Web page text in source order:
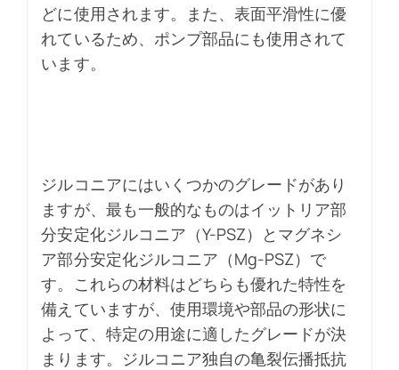
どに使用されます。また、表面平滑性に優
れているため、ポンプ部品にも使用されて
います。
ジルコニアにはいくつかのグレードがあり
ますが、最も一般的なものはイットリア部
分安定化ジルコニア（Y-PSZ）とマグネシ
ア部分安定化ジルコニア（Mg-PSZ）で
す。これらの材料はどちらも優れた特性を
備えていますが、使用環境や部品の形状に
よって、特定の用途に適したグレードが決
まります。ジルコニア独自の亀裂伝播抵抗